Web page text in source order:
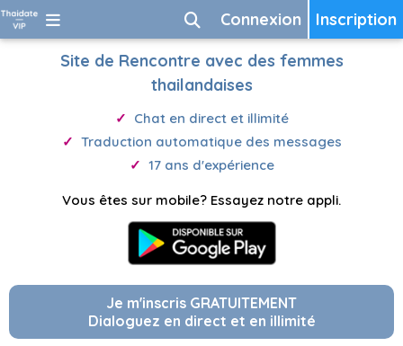
Inscription
Connexion
Site de Rencontre avec des femmes
thailandaises
Chat en direct et illimité
Traduction automatique des messages
17 ans d'expérience
Vous êtes sur mobile? Essayez notre appli.
Je m'inscris GRATUITEMENT
Dialoguez en direct et en illimité